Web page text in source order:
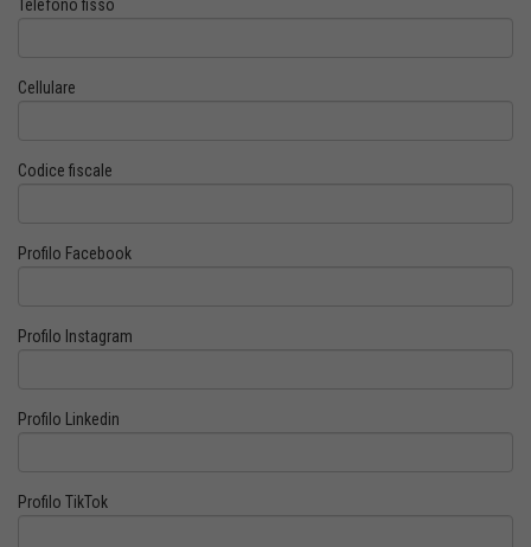
Telefono fisso
Cellulare
Codice fiscale
Profilo Facebook
Profilo Instagram
Profilo Linkedin
Profilo TikTok